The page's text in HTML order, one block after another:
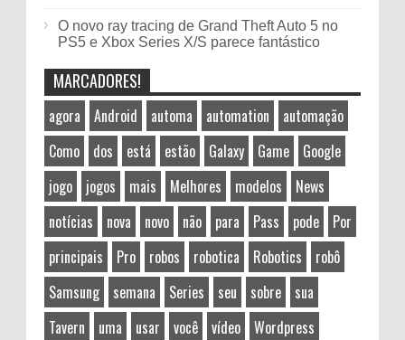
O novo ray tracing de Grand Theft Auto 5 no
PS5 e Xbox Series X/S parece fantástico
MARCADORES!
agora Android automa automation
automação
Como
dos está estão Galaxy Game
Google
jogo
jogos mais Melhores modelos
News
notícias
nova novo não para Pass pode
Por
principais
Pro robos robotica Robotics
robô
Samsung
semana Series seu sobre
sua
Tavern
uma usar você vídeo
Wordpress